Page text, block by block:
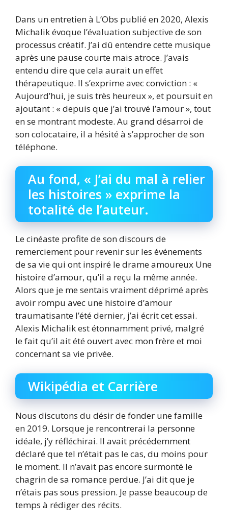
Dans un entretien à L’Obs publié en 2020, Alexis
Michalik évoque l’évaluation subjective de son
processus créatif. J’ai dû entendre cette musique
après une pause courte mais atroce. J’avais
entendu dire que cela aurait un effet
thérapeutique. Il s’exprime avec conviction : «
Aujourd’hui, je suis très heureux », et poursuit en
ajoutant : « depuis que j’ai trouvé l’amour », tout
en se montrant modeste. Au grand désarroi de
son colocataire, il a hésité à s’approcher de son
téléphone.
Au fond, « J’ai du mal à relier
les histoires » exprime la
totalité de l’auteur.
Le cinéaste profite de son discours de
remerciement pour revenir sur les événements
de sa vie qui ont inspiré le drame amoureux Une
histoire d’amour, qu’il a reçu la même année.
Alors que je me sentais vraiment déprimé après
avoir rompu avec une histoire d’amour
traumatisante l’été dernier, j’ai écrit cet essai.
Alexis Michalik est étonnamment privé, malgré
le fait qu’il ait été ouvert avec mon frère et moi
concernant sa vie privée.
Wikipédia et Carrière
Nous discutons du désir de fonder une famille
en 2019. Lorsque je rencontrerai la personne
idéale, j’y réfléchirai. Il avait précédemment
déclaré que tel n’était pas le cas, du moins pour
le moment. Il n’avait pas encore surmonté le
chagrin de sa romance perdue. J’ai dit que je
n’étais pas sous pression. Je passe beaucoup de
temps à rédiger des récits.